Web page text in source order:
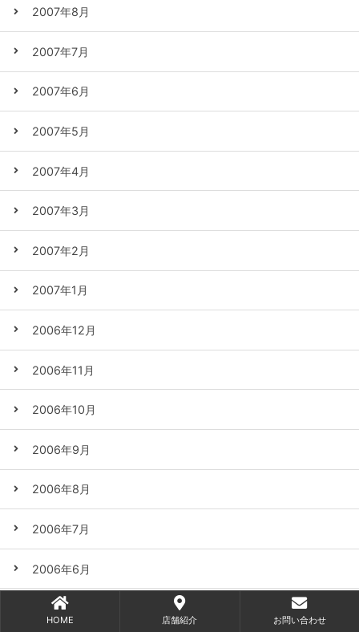
2007年8月
2007年7月
2007年6月
2007年5月
2007年4月
2007年3月
2007年2月
2007年1月
2006年12月
2006年11月
2006年10月
2006年9月
2006年8月
2006年7月
2006年6月
2006年5月
HOME 店舗紹介 お問い合わせ